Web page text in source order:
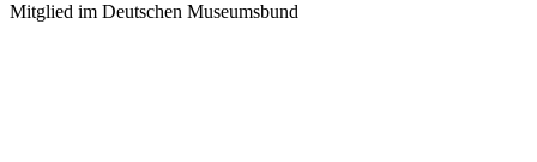
Mitglied im Deutschen Museumsbund